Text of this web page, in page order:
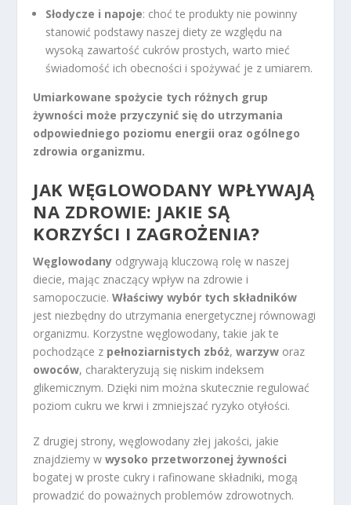
Słodycze i napoje: choć te produkty nie powinny
stanowić podstawy naszej diety ze względu na
wysoką zawartość cukrów prostych, warto mieć
świadomość ich obecności i spożywać je z umiarem.
Umiarkowane spożycie tych różnych grup
żywności może przyczynić się do utrzymania
odpowiedniego poziomu energii oraz ogólnego
zdrowia organizmu.
JAK WĘGLOWODANY WPŁYWAJĄ
NA ZDROWIE: JAKIE SĄ
KORZYŚCI I ZAGROŻENIA?
Węglowodany odgrywają kluczową rolę w naszej
diecie, mając znaczący wpływ na zdrowie i
samopoczucie.Właściwy wybór tych składników
jest niezbędny do utrzymania energetycznej równowagi
organizmu. Korzystne węglowodany, takie jak te
pochodzące z pełnoziarnistych zbóż,warzyw oraz
owoców, charakteryzują się niskim indeksem
glikemicznym. Dzięki nim można skutecznie regulować
poziom cukru we krwi i zmniejszać ryzyko otyłości.
Z drugiej strony, węglowodany złej jakości, jakie
znajdziemy wwysoko przetworzonej żywności
bogatej w proste cukry i rafinowane składniki, mogą
prowadzić do poważnych problemów zdrowotnych.